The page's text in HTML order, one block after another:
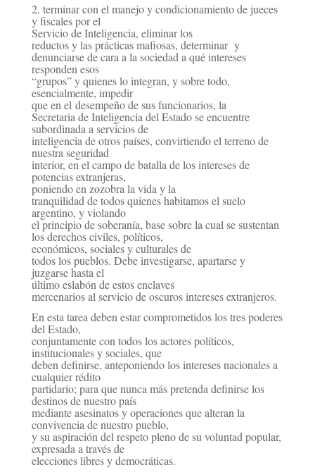
2. terminar con el manejo y condicionamiento de jueces
y fiscales por el
Servicio de Inteligencia, eliminar los
reductos y las prácticas mafiosas, determinar y
denunciarse de cara a la sociedad a qué intereses
responden esos
“grupos” y quienes lo integran, y sobre todo,
esencialmente, impedir
que en el desempeño de sus funcionarios, la
Secretaria de Inteligencia del Estado se encuentre
subordinada a servicios de
inteligencia de otros países, convirtiendo el terreno de
nuestra seguridad
interior, en el campo de batalla de los intereses de
potencias extranjeras,
poniendo en zozobra la vida y la
tranquilidad de todos quienes habitamos el suelo
argentino, y violando
el principio de soberanía, base sobre la cual se sustentan
los derechos civiles, políticos,
económicos, sociales y culturales de
todos los pueblos. Debe investigarse, apartarse y
juzgarse hasta el
último eslabón de estos enclaves
mercenarios al servicio de oscuros intereses extranjeros.
En esta tarea deben estar comprometidos los tres poderes
del Estado,
conjuntamente con todos los actores políticos,
institucionales y sociales, que
deben definirse, anteponiendo los intereses nacionales a
cualquier rédito
partidario; para que nunca más pretenda definirse los
destinos de nuestro país
mediante asesinatos y operaciones que alteran la
convivencia de nuestro pueblo,
y su aspiración del respeto pleno de su voluntad popular,
expresada a través de
elecciones libres y democráticas.